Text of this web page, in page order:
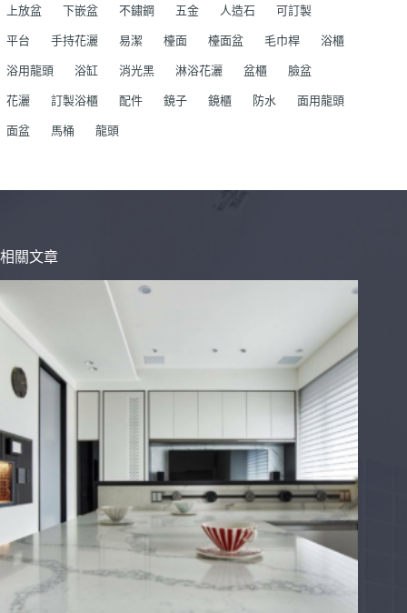
上放盆 下嵌盆 不鏽鋼 五金 人造石 可訂製
平台 手持花灑 易潔 檯面 檯面盆 毛巾桿 浴櫃
浴用龍頭 浴缸 消光黑 淋浴花灑 盆櫃 臉盆
花灑 訂製浴櫃 配件 鏡子 鏡櫃 防水 面用龍頭
面盆 馬桶 龍頭
相關文章